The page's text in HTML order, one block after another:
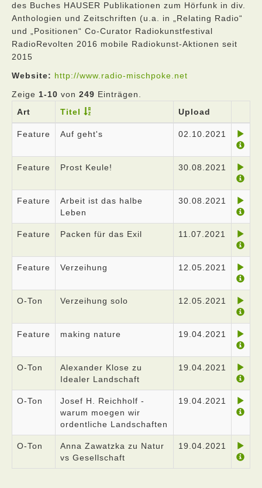
des Buches HAUSER Publikationen zum Hörfunk in div.
Anthologien und Zeitschriften (u.a. in „Relating Radio“
und „Positionen“ Co-Curator Radiokunstfestival
RadioRevolten 2016 mobile Radiokunst-Aktionen seit
2015
Website: http://www.radio-mischpoke.net
Zeige 1-10 von 249 Einträgen.
Art
Titel Upload
Feature Auf geht's 02.10.2021
Feature Prost Keule! 30.08.2021
Feature
Arbeit ist das halbe
Leben
30.08.2021
Feature Packen für das Exil 11.07.2021
Feature Verzeihung 12.05.2021
O-Ton Verzeihung solo 12.05.2021
Feature making nature 19.04.2021
O-Ton
Alexander Klose zu
Idealer Landschaft
19.04.2021
O-Ton
Josef H. Reichholf -
warum moegen wir
ordentliche Landschaften
19.04.2021
O-Ton
Anna Zawatzka zu Natur
vs Gesellschaft
19.04.2021